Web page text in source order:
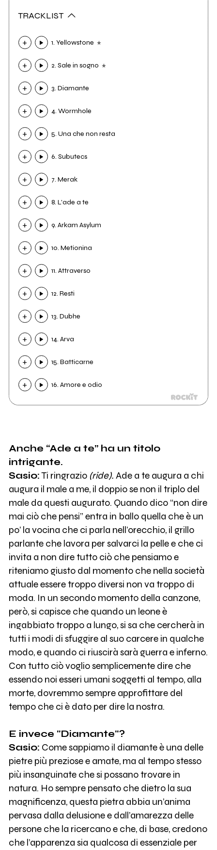
TRACKLIST
1. Yellowstone
2. Sale in sogno
3. Diamante
4. Wormhole
5. Una che non resta
6. Subutecs
7. Merak
8. L'ade a te
9. Arkam Asylum
10. Metionina
11. Attraverso
12. Resti
13. Dubhe
14. Arva
15. Batticarne
16. Amore e odio
Anche “Ade a te” ha un titolo
intrigante.
Sasio:Ti ringrazio (ride). Ade a te augura a chi
augura il male a me, il doppio se non il triplo del
male da questi augurato. Quando dico “non dire
mai ciò che pensi” entra in ballo quella che è un
po’ la vocina che ci parla nell’orecchio, il grillo
parlante che lavora per salvarci la pelle e che ci
invita a non dire tutto ciò che pensiamo e
riteniamo giusto dal momento che nella società
attuale essere troppo diversi non va troppo di
moda. In un secondo momento della canzone,
però, si capisce che quando un leone è
ingabbiato troppo a lungo, si sa che cercherà in
tutti i modi di sfuggire al suo carcere in qualche
modo, e quando ci riuscirà sarà guerra e inferno.
Con tutto ciò voglio semplicemente dire che
essendo noi esseri umani soggetti al tempo, alla
morte, dovremmo sempre approfittare del
tempo che ci è dato per dire la nostra.
E invece "Diamante"?
Sasio: Come sappiamo il diamante è una delle
pietre più preziose e amate, ma al tempo stesso
più insanguinate che si possano trovare in
natura. Ho sempre pensato che dietro la sua
magnificenza, questa pietra abbia un’anima
pervasa dalla delusione e dall’amarezza delle
persone che la ricercano e che, di base, credono
che l’apparenza sia qualcosa di essenziale per